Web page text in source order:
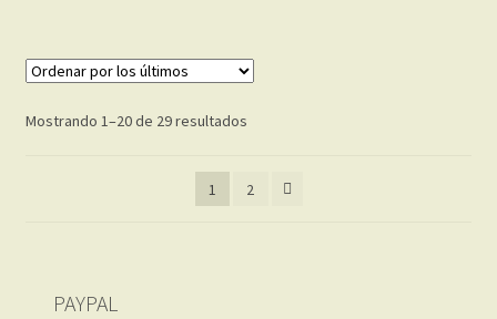
Mostrando 1–20 de 29 resultadosOrdenado
últimos
1 2
PAYPAL